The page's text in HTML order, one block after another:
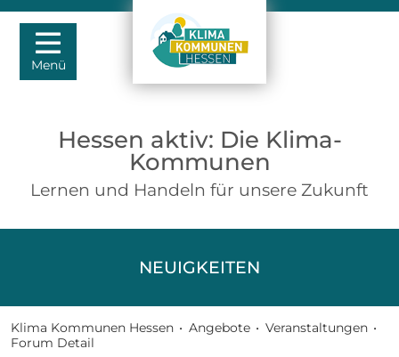
Menü
Hessen aktiv: Die Klima-
Kommunen
Lernen und Handeln für unsere Zukunft
NEUIGKEITEN
Klima Kommunen Hessen • Angebote • Veranstaltungen •
Forum Detail